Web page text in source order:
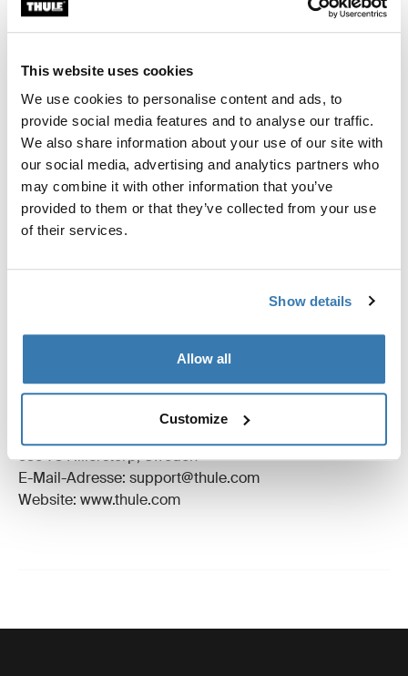
This website uses cookies
We use cookies to personalise content and ads, to
provide social media features and to analyse our traffic.
We also share information about your use of our site with
our social media, advertising and analytics partners who
may combine it with other information that you’ve
provided to them or that they’ve collected from your use
of their services.
Show details
Allow all
Customize
Individuelle Ausrüstung für die Montage eines Thule
Dachreling.
Toggle features
Alle Eigenschaften
Toggle techspec
Technische Daten
Herstellungsinformationen
Eingetragenes Warenzeichen: Thule Schweden AB
Name des Herstellers: Thule Schweden
335 73 Hillerstorp, Sweden
E-Mail-Adresse: support@thule.com
Website: www.thule.com